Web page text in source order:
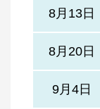
8月13日
8月20日
9月4日